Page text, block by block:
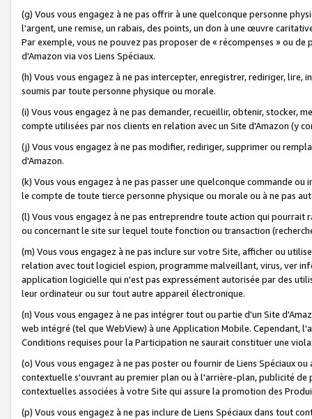
(g) Vous vous engagez à ne pas offrir à une quelconque personne
l'argent, une remise, un rabais, des points, un don à une œuvre
Par exemple, vous ne pouvez pas proposer de « récompenses » ou
d'Amazon via vos Liens Spéciaux.
(h) Vous vous engagez à ne pas intercepter, enregistrer, rediriger,
soumis par toute personne physique ou morale.
(i) Vous vous engagez à ne pas demander, recueillir, obtenir, stocker,
compte utilisées par nos clients en relation avec un Site d'Amazon (y
(j) Vous vous engagez à ne pas modifier, rediriger, supprimer ou
d'Amazon.
(k) Vous vous engagez à ne pas passer une quelconque commande
le compte de toute tierce personne physique ou morale ou à ne pas
(l) Vous vous engagez à ne pas entreprendre toute action qui
ou concernant le site sur lequel toute fonction ou transaction
(m) Vous vous engagez à ne pas inclure sur votre Site, afficher ou
relation avec tout logiciel espion, programme malveillant, virus, ver
application logicielle qui n'est pas expressément autorisée par des
leur ordinateur ou sur tout autre appareil électronique.
(n) Vous vous engagez à ne pas intégrer tout ou partie d'un Site
web intégré (tel que WebView) à une Application Mobile. Cependant,
Conditions requises pour la Participation ne saurait constituer une
(o) Vous vous engagez à ne pas poster ou fournir de Liens Spéciaux
contextuelle s'ouvrant au premier plan ou à l'arrière-plan, publicité
contextuelles associées à votre Site qui assure la promotion des
(p) Vous vous engagez à ne pas inclure de Liens Spéciaux dans tout